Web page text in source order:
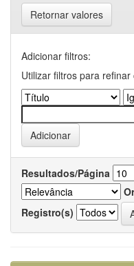
Retornar valores
Adicionar filtros:
Utilizar filtros para
Resultados/Página
Registro(s)